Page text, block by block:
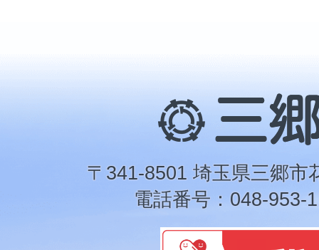
三
郷
市
〒341-8501 埼玉県三郷市
電話番号：048-953-